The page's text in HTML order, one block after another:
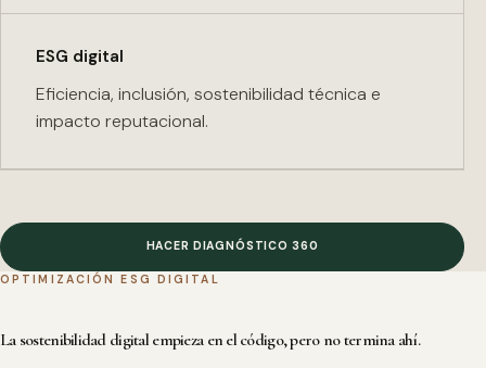
ESG digital
Eficiencia, inclusión, sostenibilidad técnica e
impacto reputacional.
HACER DIAGNÓSTICO 360
OPTIMIZACIÓN ESG DIGITAL
La sostenibilidad digital empieza en el código, pero no termina ahí.